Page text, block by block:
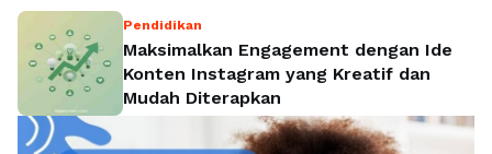
Pendidikan
Maksimalkan Engagement dengan Ide
Konten Instagram yang Kreatif dan
Mudah Diterapkan